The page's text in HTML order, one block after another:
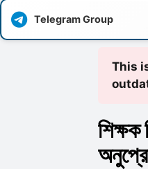
Telegram Group
This
শিক্ষক